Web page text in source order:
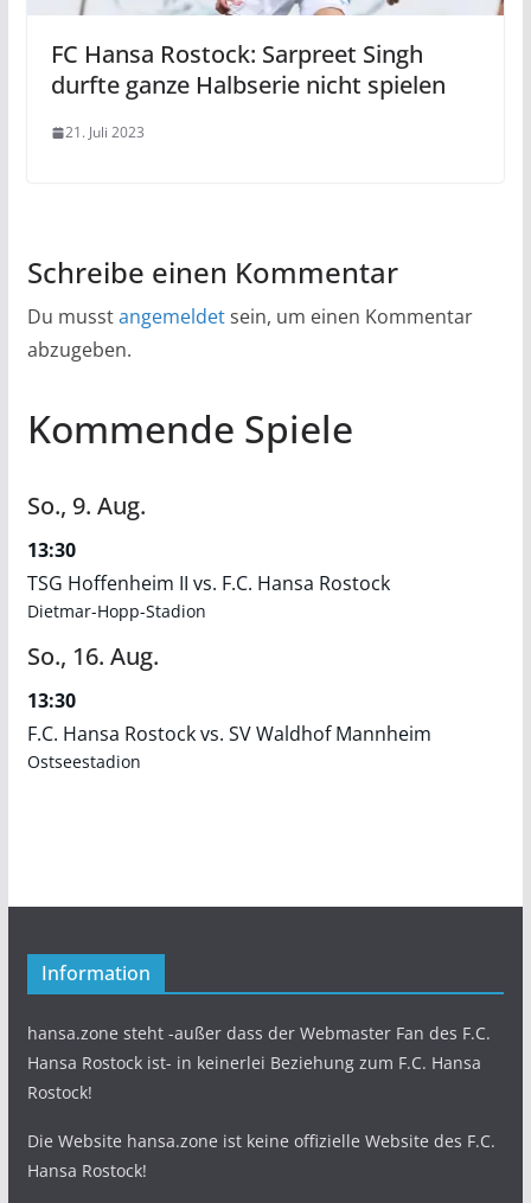
FC Hansa Rostock: Sarpreet Singh
durfte ganze Halbserie nicht spielen
21. Juli 2023
Schreibe einen Kommentar
Du musstangemeldetsein, um einen Kommentar
abzugeben.
Kommende Spiele
So., 9. Aug.
13:30
TSG Hoffenheim II vs. F.C. Hansa Rostock
Dietmar-Hopp-Stadion
So., 16. Aug.
13:30
F.C. Hansa Rostock vs. SV Waldhof Mannheim
Ostseestadion
Information
hansa.zone steht -außer dass der Webmaster Fan des F.C.
Hansa Rostock ist- in keinerlei Beziehung zum F.C. Hansa
Rostock!
Die Website hansa.zone ist keine offizielle Website des F.C.
Hansa Rostock!